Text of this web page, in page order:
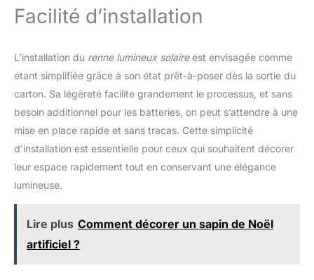
intempéries avec un cadre en
fer robuste, il est idéal pour
des décorations de cour de
de pelouse extérieure et des
expositions créatives
intérieures, vous pouvez
placer des cerfs dans le salon
à proximité arbre de Noël ou
cheminée ensemble. Venez
réchauffer votre période de
maintenant, sans soucis】 La
Facilité d’installation
L’installation du renne lumineux solaireest envisagée comme
étant simplifiée grâce à son état prêt-à-poser dès la sortie du
carton. Sa légèreté facilite grandement le processus, et sans
besoin additionnel pour les batteries, on peut s’attendre à une
mise en place rapide et sans tracas. Cette simplicité
d’installation est essentielle pour ceux qui souhaitent décorer
leur espace rapidement tout en conservant une élégance
lumineuse.
Lire plus Comment décorer un sapin de Noël
artificiel ?